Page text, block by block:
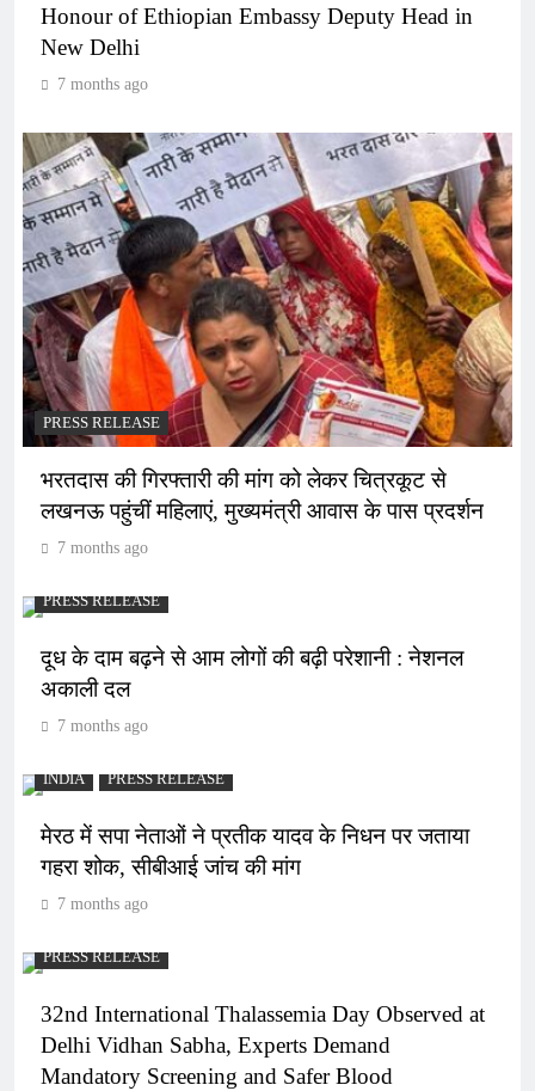
Honour of Ethiopian Embassy Deputy Head in
New Delhi
7 months ago
PRESS RELEASE
भरतदास की गिरफ्तारी की मांग को लेकर चित्रकूट से
लखनऊ पहुंचीं महिलाएं, मुख्यमंत्री आवास के पास प्रदर्शन
7 months ago
PRESS RELEASE
दूध के दाम बढ़ने से आम लोगों की बढ़ी परेशानी : नेशनल
अकाली दल
7 months ago
INDIA PRESS RELEASE
मेरठ में सपा नेताओं ने प्रतीक यादव के निधन पर जताया
गहरा शोक, सीबीआई जांच की मांग
7 months ago
PRESS RELEASE
32nd International Thalassemia Day Observed at
Delhi Vidhan Sabha, Experts Demand
Mandatory Screening and Safer Blood